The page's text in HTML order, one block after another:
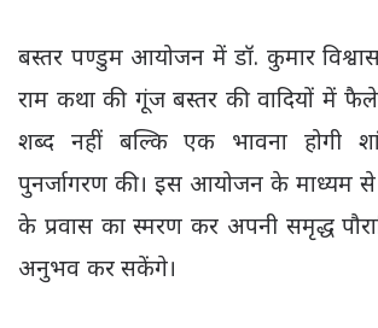
बस्तर पण्डुम आयोजन में डॉ. कुमार
राम कथा की गूंज बस्तर की वादियों में
शब्द नहीं बल्कि एक भावना होगी
पुनर्जागरण की। इस आयोजन के माध्यम से
के प्रवास का स्मरण कर अपनी समृद्ध
अनुभव कर सकेंगे।